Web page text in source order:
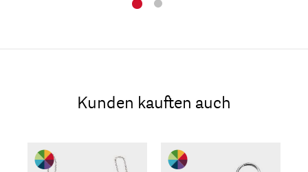
Kunden kauften auch